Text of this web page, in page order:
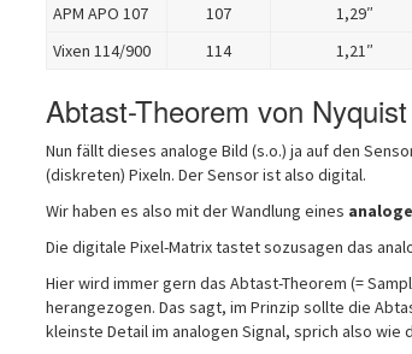
APM APO 107 107
1,29″
Vixen 114/900
114 1,21″
Abtast-Theorem von
Nun fällt dieses analoge Bild (s.o.) ja auf den
(diskreten) Pixeln. Der Sensor ist also digital.
Wir haben es also mit der Wandlung eines
Die digitale Pixel-Matrix tastet sozusagen das
Hier wird immer gern das Abtast-Theorem (=
herangezogen. Das sagt, im Prinzip sollte die
kleinste Detail im analogen Signal, sprich also wie